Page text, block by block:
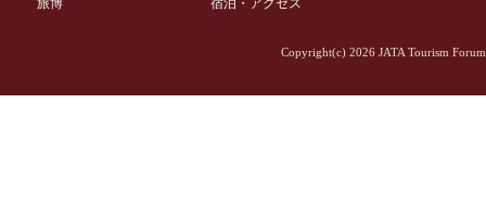
旅博
宿泊・アクセス
Copyright(c) 2026 JATA Tourism